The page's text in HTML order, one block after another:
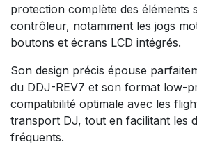
protection complète des éléments
contrôleur, notamment les jogs
boutons et écrans LCD intégrés.
Son design précis épouse
du DDJ-REV7 et son format low-
compatibilité optimale avec les
transport DJ, tout en facilitant les
fréquents.